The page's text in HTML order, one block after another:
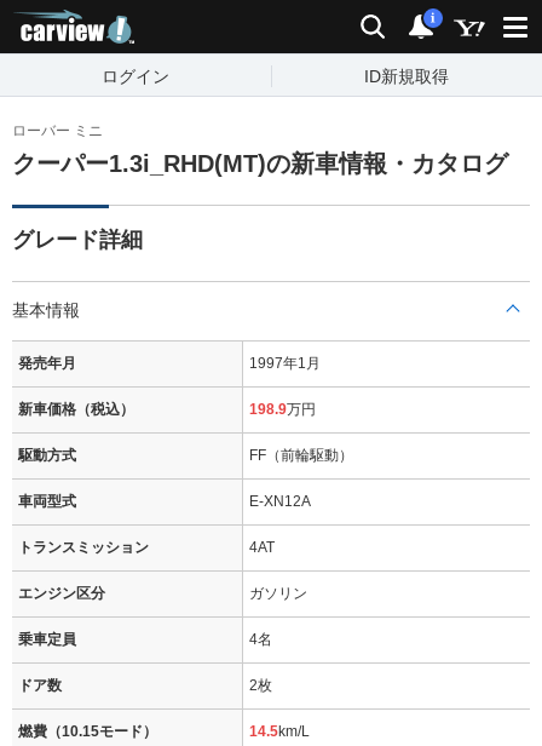
検索 通知
i
ログイン ID新規取得
ローバー ミニ
クーパー1.3i_RHD(MT)の新車情報・カタログ
グレード詳細
基本情報
発売年月 1997年1月
新車価格（税込） 198.9万円
駆動方式 FF（前輪駆動）
車両型式 E-XN12A
トランスミッション 4AT
エンジン区分 ガソリン
乗車定員 4名
ドア数 2枚
燃費（10.15モード） 14.5km/L